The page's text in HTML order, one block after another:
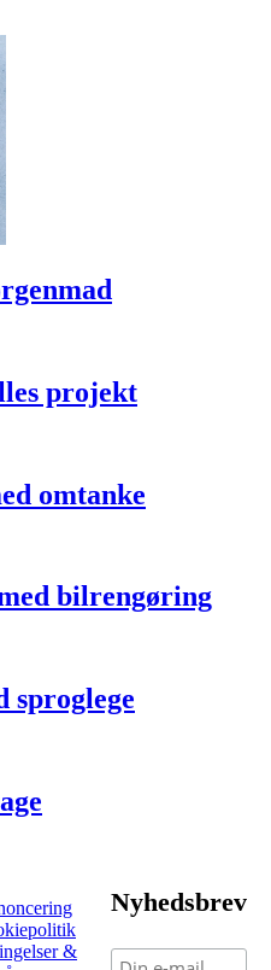
projekt
omtanke
bilrengøring
sproglege
&
Nyhedsbrev